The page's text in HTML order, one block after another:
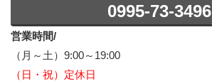
0995-73-3496
営業時間/
（月～土）9:00～19:00
（日・祝）定休日